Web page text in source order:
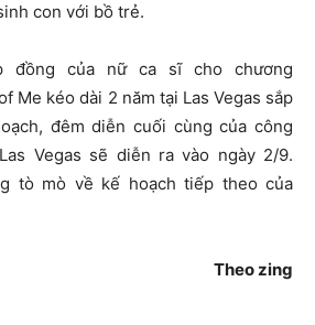
con với bồ trẻ.
đồng của nữ ca sĩ cho chương
Me kéo dài 2 năm tại Las Vegas sắp
đêm diễn cuối cùng của công
Vegas sẽ diễn ra vào ngày 2/9.
tò mò về kế hoạch tiếp theo của
Theo zing